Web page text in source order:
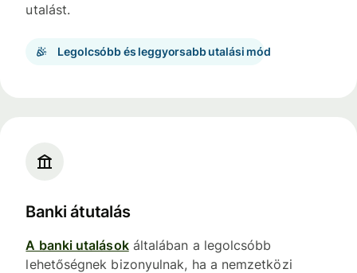
utalást.
Legolcsóbb és leggyorsabb utalási mód
Banki átutalás
A banki utalásokáltalában a legolcsóbb
lehetőségnek bizonyulnak, ha a nemzetközi